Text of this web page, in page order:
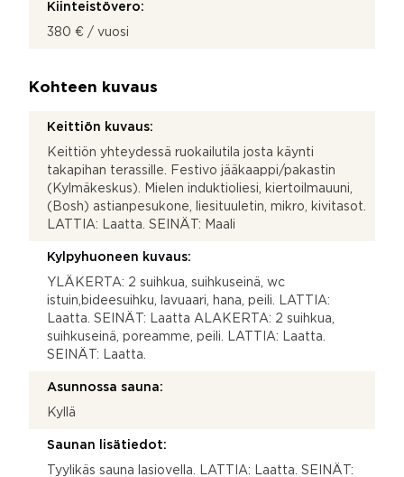
Kiinteistövero:
380 € / vuosi
Kohteen kuvaus
Keittiön kuvaus:
Keittiön yhteydessä ruokailutila josta käynti
takapihan terassille. Festivo jääkaappi/pakastin
(Kylmäkeskus). Mielen induktioliesi, kiertoilmauuni,
(Bosh) astianpesukone, liesituuletin, mikro, kivitasot.
LATTIA: Laatta. SEINÄT: Maali
Kylpyhuoneen kuvaus:
YLÄKERTA: 2 suihkua, suihkuseinä, wc
istuin,bideesuihku, lavuaari, hana, peili. LATTIA:
Laatta. SEINÄT: Laatta ALAKERTA: 2 suihkua,
suihkuseinä, poreamme, peili. LATTIA: Laatta.
SEINÄT: Laatta.
Asunnossa sauna:
Kyllä
Saunan lisätiedot:
Tyylikäs sauna lasiovella. LATTIA: Laatta. SEINÄT: